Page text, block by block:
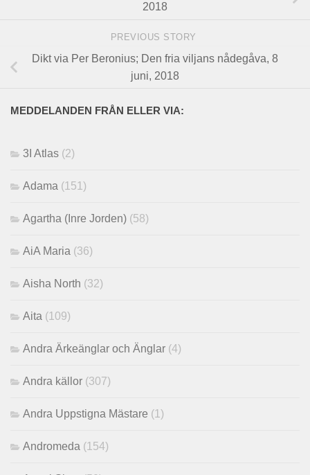
2018
PREVIOUS STORY
Dikt via Per Beronius; Den fria viljans nådegåva, 8
juni, 2018
MEDDELANDEN FRÅN ELLER VIA:
3I Atlas (2)
Adama (151)
Agartha (Inre Jorden) (58)
AiA Maria (36)
Aisha North (32)
Aita (109)
Andra Ärkeänglar och Änglar (4)
Andra källor (307)
Andra Uppstigna Mästare (1)
Andromeda (154)